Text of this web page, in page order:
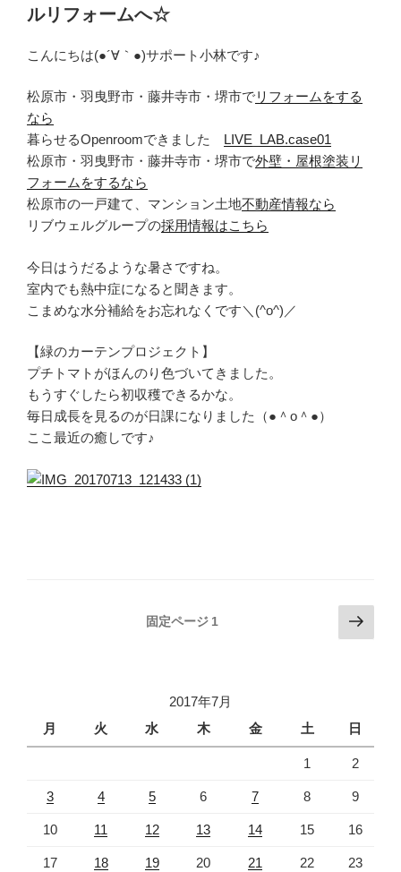
ルリフォームへ☆
こんにちは(●´∀｀●)サポート小林です♪
松原市・羽曳野市・藤井寺市・堺市でリフォームをする
なら
暮らせるOpenroomできました LIVE_LAB.case01
松原市・羽曳野市・藤井寺市・堺市で外壁・屋根塗装リ
フォームをするなら
松原市の一戸建て、マンション土地不動産情報なら
リブウェルグループの採用情報はこちら
今日はうだるような暑さですね。
室内でも熱中症になると聞きます。
こまめな水分補給をお忘れなくです＼(^o^)／
【緑のカーテンプロジェクト】
プチトマトがほんのり色づいてきました。
もうすぐしたら初収穫できるかな。
毎日成長を見るのが日課になりました（●＾o＾●）
ここ最近の癒しです♪
ジ
固定ページ 1
次
の
2017年7月
月
火 水 木 金 土 日
1 2
3 4 5 6 7 8 9
10 11 12 13 14 15 16
17 18 19 20 21 22 23